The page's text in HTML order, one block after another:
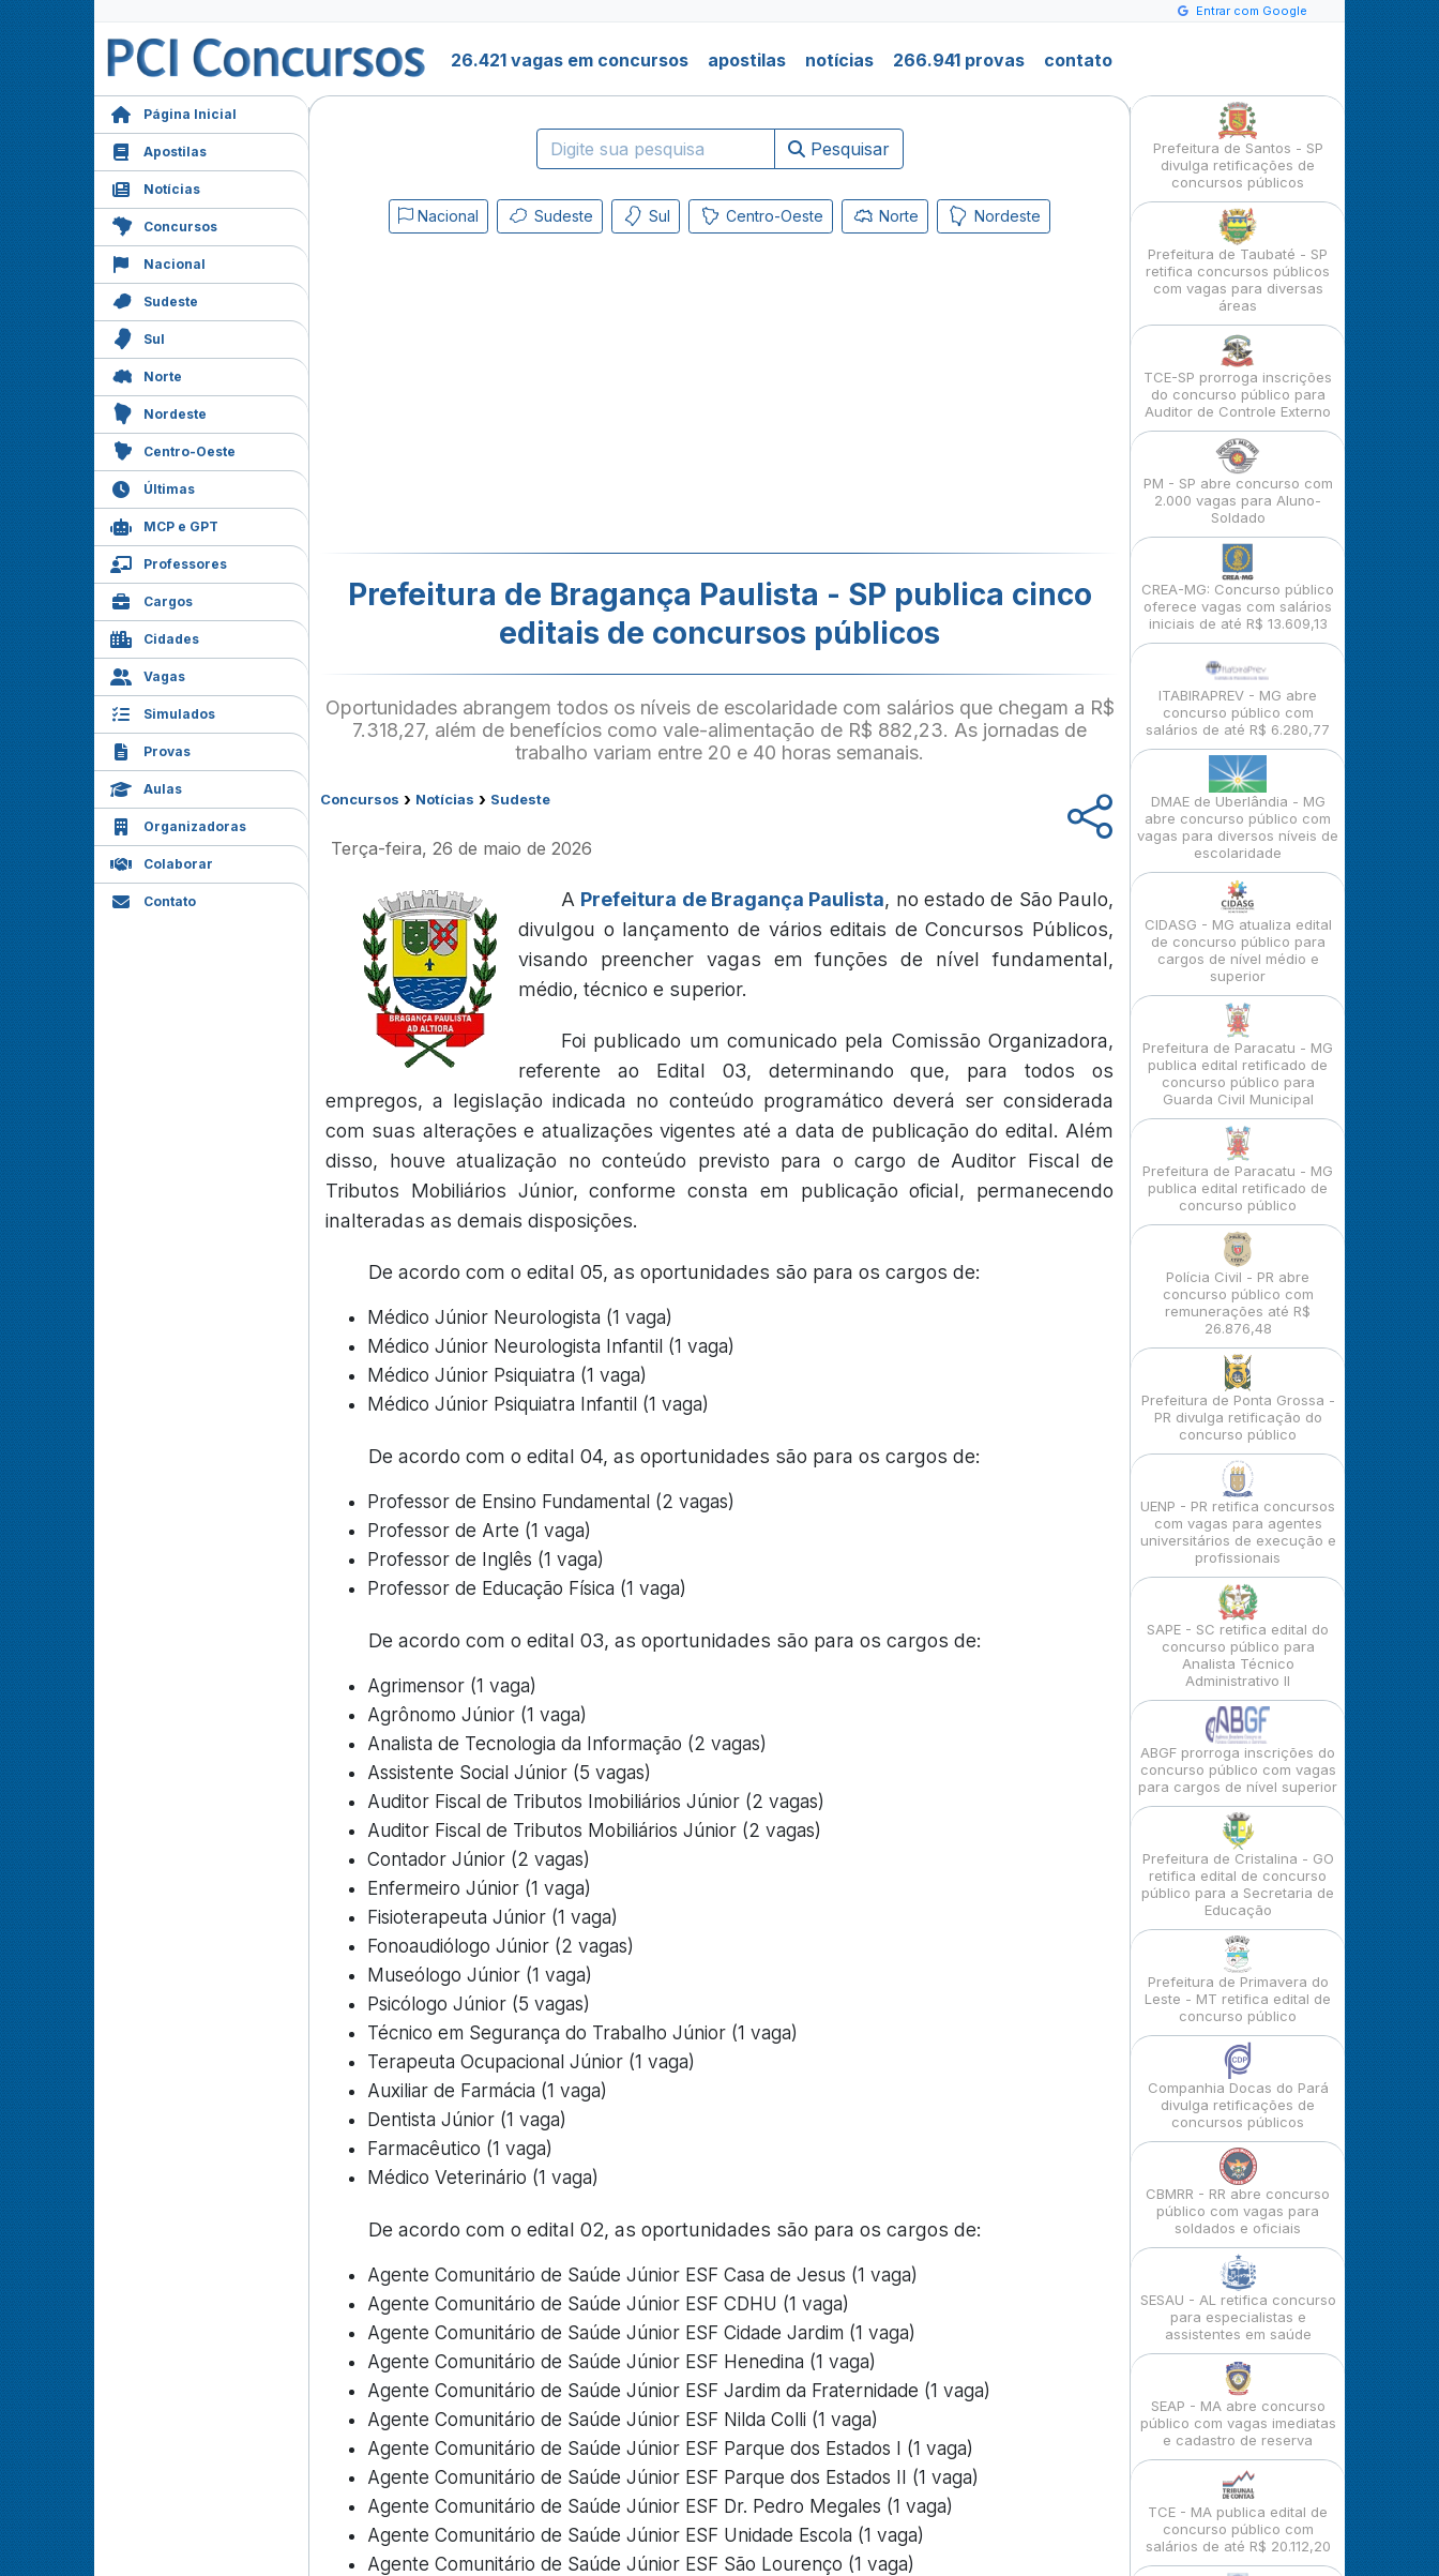
Entrar com Google
26.421 vagas em concursos apostilas notícias 266.941 provas contato
Página Inicial
Apostilas
Notícias
Concursos
Nacional
Sudeste
Sul
Norte
Nordeste
Centro-Oeste
Últimas
MCP e GPT
Professores
Cargos
Cidades
Vagas
Simulados
Provas
Aulas
Organizadoras
Colaborar
Contato
Pesquisar
Nacional Sudeste Sul Centro-Oeste Norte Nordeste
Prefeitura de Bragança Paulista - SP publica cinco
editais de concursos públicos
Oportunidades abrangem todos os níveis de escolaridade com salários que chegam a R$
7.318,27, além de benefícios como vale-alimentação de R$ 882,23. As jornadas de
trabalho variam entre 20 e 40 horas semanais.
Concursos › Notícias › Sudeste
Terça-feira, 26 de maio de 2026
A Prefeitura de Bragança Paulista, no estado de São Paulo,
divulgou o lançamento de vários editais de Concursos Públicos,
visando preencher vagas em funções de nível fundamental,
médio, técnico e superior.
Foi publicado um comunicado pela Comissão Organizadora,
referente ao Edital 03, determinando que, para todos os
empregos, a legislação indicada no conteúdo programático deverá ser considerada
com suas alterações e atualizações vigentes até a data de publicação do edital. Além
disso, houve atualização no conteúdo previsto para o cargo de Auditor Fiscal de
Tributos Mobiliários Júnior, conforme consta em publicação oficial, permanecendo
inalteradas as demais disposições.
De acordo com o edital 05, as oportunidades são para os cargos de:
Médico Júnior Neurologista (1 vaga)
Médico Júnior Neurologista Infantil (1 vaga)
Médico Júnior Psiquiatra (1 vaga)
Médico Júnior Psiquiatra Infantil (1 vaga)
De acordo com o edital 04, as oportunidades são para os cargos de:
Professor de Ensino Fundamental (2 vagas)
Professor de Arte (1 vaga)
Professor de Inglês (1 vaga)
Professor de Educação Física (1 vaga)
De acordo com o edital 03, as oportunidades são para os cargos de:
Agrimensor (1 vaga)
Agrônomo Júnior (1 vaga)
Analista de Tecnologia da Informação (2 vagas)
Assistente Social Júnior (5 vagas)
Auditor Fiscal de Tributos Imobiliários Júnior (2 vagas)
Auditor Fiscal de Tributos Mobiliários Júnior (2 vagas)
Contador Júnior (2 vagas)
Enfermeiro Júnior (1 vaga)
Fisioterapeuta Júnior (1 vaga)
Fonoaudiólogo Júnior (2 vagas)
Museólogo Júnior (1 vaga)
Psicólogo Júnior (5 vagas)
Técnico em Segurança do Trabalho Júnior (1 vaga)
Terapeuta Ocupacional Júnior (1 vaga)
Auxiliar de Farmácia (1 vaga)
Dentista Júnior (1 vaga)
Farmacêutico (1 vaga)
Médico Veterinário (1 vaga)
De acordo com o edital 02, as oportunidades são para os cargos de:
Agente Comunitário de Saúde Júnior ESF Casa de Jesus (1 vaga)
Agente Comunitário de Saúde Júnior ESF CDHU (1 vaga)
Agente Comunitário de Saúde Júnior ESF Cidade Jardim (1 vaga)
Agente Comunitário de Saúde Júnior ESF Henedina (1 vaga)
Agente Comunitário de Saúde Júnior ESF Jardim da Fraternidade (1 vaga)
Agente Comunitário de Saúde Júnior ESF Nilda Colli (1 vaga)
Agente Comunitário de Saúde Júnior ESF Parque dos Estados I (1 vaga)
Agente Comunitário de Saúde Júnior ESF Parque dos Estados II (1 vaga)
Agente Comunitário de Saúde Júnior ESF Dr. Pedro Megales (1 vaga)
Agente Comunitário de Saúde Júnior ESF Unidade Escola (1 vaga)
Agente Comunitário de Saúde Júnior ESF São Lourenço (1 vaga)
Prefeitura de Santos - SP
divulga retificações de
concursos públicos
Prefeitura de Taubaté - SP
retifica concursos públicos
com vagas para diversas
áreas
TCE-SP prorroga inscrições
do concurso público para
Auditor de Controle Externo
PM - SP abre concurso com
2.000 vagas para Aluno-
Soldado
CREA-MG: Concurso público
oferece vagas com salários
iniciais de até R$ 13.609,13
ITABIRAPREV - MG abre
concurso público com
salários de até R$ 6.280,77
DMAE de Uberlândia - MG
abre concurso público com
vagas para diversos níveis de
escolaridade
CIDASG - MG atualiza edital
de concurso público para
cargos de nível médio e
superior
Prefeitura de Paracatu - MG
publica edital retificado de
concurso público para
Guarda Civil Municipal
Prefeitura de Paracatu - MG
publica edital retificado de
concurso público
Polícia Civil - PR abre
concurso público com
remunerações até R$
26.876,48
Prefeitura de Ponta Grossa -
PR divulga retificação do
concurso público
UENP - PR retifica concursos
com vagas para agentes
universitários de execução e
profissionais
SAPE - SC retifica edital do
concurso público para
Analista Técnico
Administrativo II
ABGF prorroga inscrições do
concurso público com vagas
para cargos de nível superior
Prefeitura de Cristalina - GO
retifica edital de concurso
público para a Secretaria de
Educação
Prefeitura de Primavera do
Leste - MT retifica edital de
concurso público
Companhia Docas do Pará
divulga retificações de
concursos públicos
CBMRR - RR abre concurso
público com vagas para
soldados e oficiais
SESAU - AL retifica concurso
para especialistas e
assistentes em saúde
SEAP - MA abre concurso
público com vagas imediatas
e cadastro de reserva
TCE - MA publica edital de
concurso público com
salários de até R$ 20.112,20